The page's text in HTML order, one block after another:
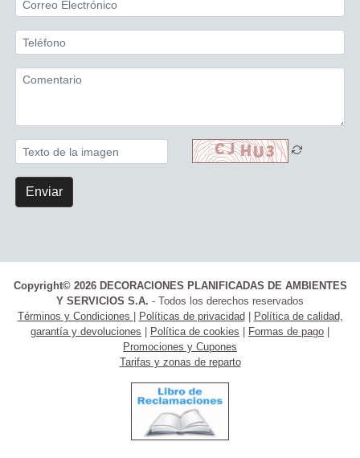
Enviar
Copyright© 2026 DECORACIONES PLANIFICADAS DE AMBIENTES
Y SERVICIOS S.A. - Todos los derechos reservados
Términos y Condiciones
Políticas de privacidad
Política de calidad,
garantía y devoluciones
Política de cookies Formas de pago
Promociones y Cupones
Tarifas y zonas de reparto